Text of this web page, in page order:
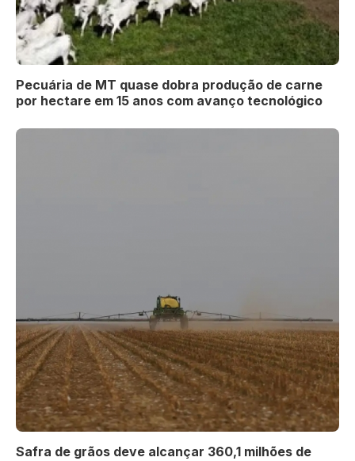
Pecuária de MT quase dobra produção de carne
por hectare em 15 anos com avanço tecnológico
Safra de grãos deve alcançar 360,1 milhões de